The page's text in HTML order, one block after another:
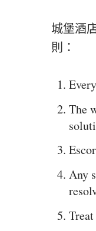
城堡酒
則：
The
Any